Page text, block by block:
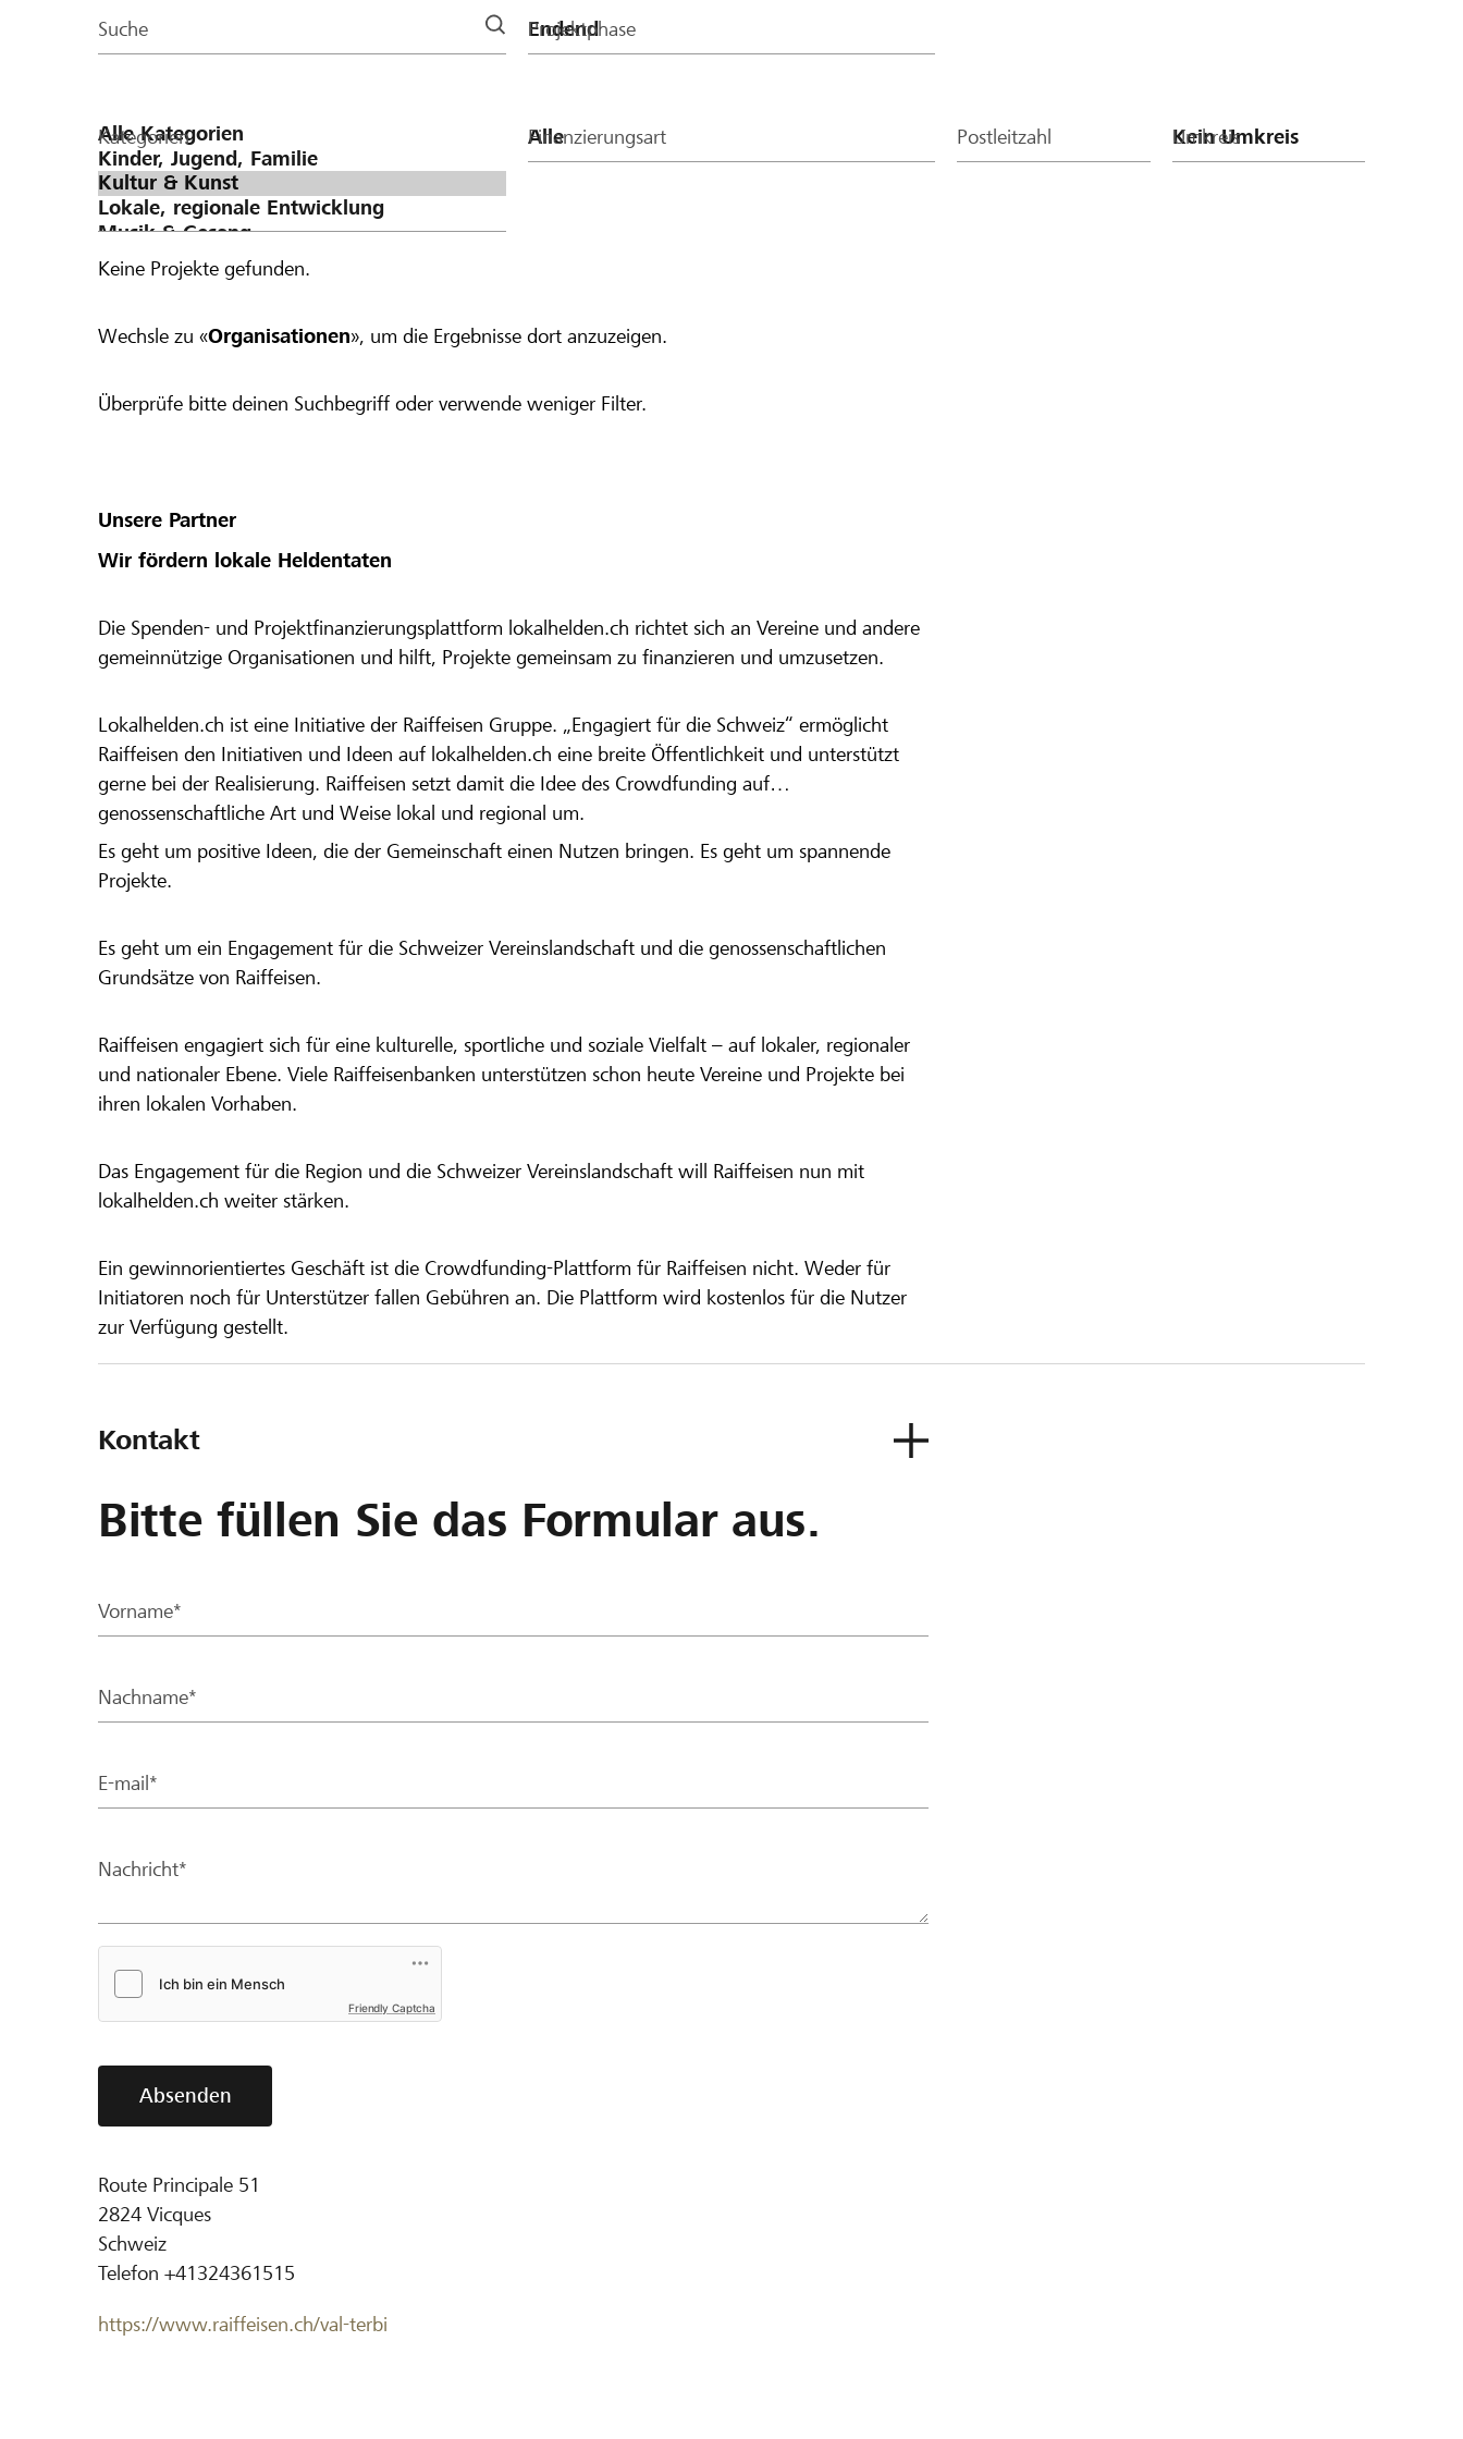
Suche Projektphase
Kategorien Finanzierungsart Postleitzahl Umkreis
Keine Projekte gefunden.
Wechsle zu «Organisationen», um die Ergebnisse dort anzuzeigen.
Überprüfe bitte deinen Suchbegriff oder verwende weniger Filter.
Unsere Partner
Wir fördern lokale Heldentaten
Die Spenden- und Projektfinanzierungsplattform lokalhelden.ch richtet sich an Vereine und andere
gemeinnützige Organisationen und hilft, Projekte gemeinsam zu finanzieren und umzusetzen.
Lokalhelden.ch ist eine Initiative der Raiffeisen Gruppe. „Engagiert für die Schweiz“ ermöglicht
Raiffeisen den Initiativen und Ideen auf lokalhelden.ch eine breite Öffentlichkeit und unterstützt
gerne bei der Realisierung. Raiffeisen setzt damit die Idee des Crowdfunding auf
genossenschaftliche Art und Weise lokal und regional um.
Es geht um positive Ideen, die der Gemeinschaft einen Nutzen bringen. Es geht um spannende
Projekte.
Es geht um ein Engagement für die Schweizer Vereinslandschaft und die genossenschaftlichen
Grundsätze von Raiffeisen.
Raiffeisen engagiert sich für eine kulturelle, sportliche und soziale Vielfalt – auf lokaler, regionaler
und nationaler Ebene. Viele Raiffeisenbanken unterstützen schon heute Vereine und Projekte bei
ihren lokalen Vorhaben.
Das Engagement für die Region und die Schweizer Vereinslandschaft will Raiffeisen nun mit
lokalhelden.ch weiter stärken.
Ein gewinnorientiertes Geschäft ist die Crowdfunding-Plattform für Raiffeisen nicht. Weder für
Initiatoren noch für Unterstützer fallen Gebühren an. Die Plattform wird kostenlos für die Nutzer
zur Verfügung gestellt.
Kontakt
Bitte füllen Sie das Formular aus.
Vorname*
Nachname*
E-mail*
Nachricht*
Friendly Captcha
Absenden
Route Principale 51
2824 Vicques
Schweiz
Telefon +41324361515
https://www.raiffeisen.ch/val-terbi